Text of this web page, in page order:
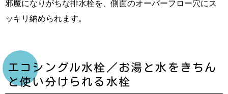
邪魔になりがちな排水栓を、側面のオーバーフロー穴にス
ッキリ納められます。
エコシングル水栓／お湯と水をきちん
と使い分けられる水栓